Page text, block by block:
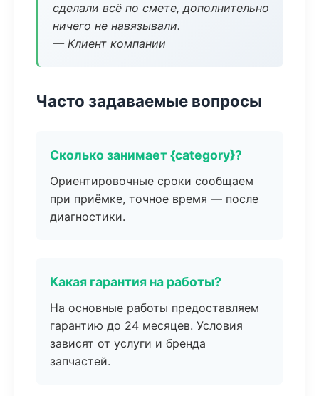
сделали всё по смете, дополнительно
ничего не навязывали.
— Клиент компании
Часто задаваемые вопросы
Сколько занимает {category}?
Ориентировочные сроки сообщаем
при приёмке, точное время — после
диагностики.
Какая гарантия на работы?
На основные работы предоставляем
гарантию до 24 месяцев. Условия
зависят от услуги и бренда
запчастей.